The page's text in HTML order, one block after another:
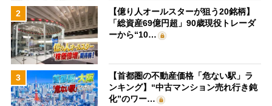
2
【億り人オールスターが狙う20銘柄】
「総資産69億円超」90歳現役トレーダ
ーから“10…
3
【首都圏の不動産価格「危ない駅」ラ
ンキング】“中古マンション売れ行き鈍
化”のワー…